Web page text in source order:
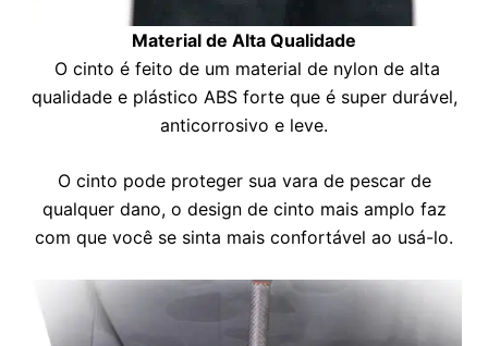
Material de Alta Qualidade
O cinto é feito de um material de nylon de alta
qualidade e plástico ABS forte que é super durável,
anticorrosivo e leve.
O cinto pode proteger sua vara de pescar de
qualquer dano, o design de cinto mais amplo faz
com que você se sinta mais confortável ao usá-lo.